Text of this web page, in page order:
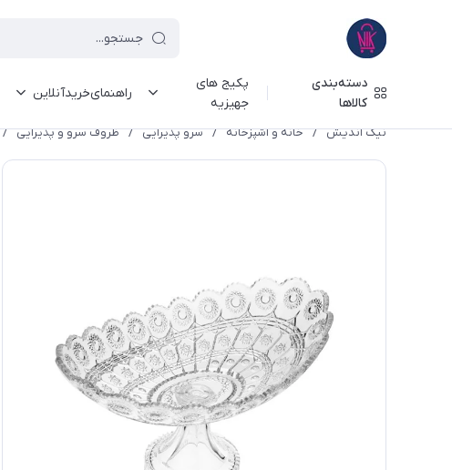
دسته‌بندی
کالاها
پکیج های
جهیزیه
راهنمای‌خرید‌آنلاین
نیک اندیش / خانه و آشپزخانه / سرو پذیرایی / ظروف سرو و پذیرایی /